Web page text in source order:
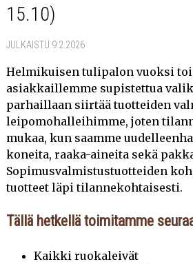
TIEDOTE YRITYSASIAKKAILLEMME SU
(PÄIV. 9.2. KLO 13.20) (8.2.2026)
SYYSHERKUT SEKÄ HALLOWEEN!
PALVELEMME JOKIOISILLA LÄPI
JOKIOISTEN RUNEBERGINTORTUT
(5.2.2025)
KÄYTÄMME NYT VAIN VAPAIDEN
VAPPUSESONKI LÄHESTYY! (11.4.2024)
15.10)
JULKAISTU 9.2.2026
Helmikuisen tulipalon vuoksi
asiakkaillemme supistettua
parhaillaan siirtää tuotteiden
leipomohalleihimme, joten
mukaa, kun saamme
koneita, raaka-aineita sekä
Sopimusvalmistustuotteiden
tuotteet läpi tilannekohtaisesti.
Tällä hetkellä toimitamme
Kaikki ruokaleivät